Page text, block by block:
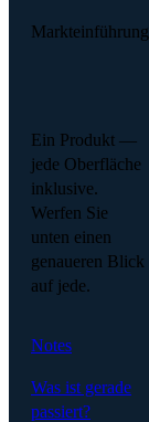
Markteinführung
Ein Produkt —
jede Oberfläche
inklusive.
Werfen Sie
unten einen
genaueren Blick
auf jede.
Notes
Was ist gerade
passiert?